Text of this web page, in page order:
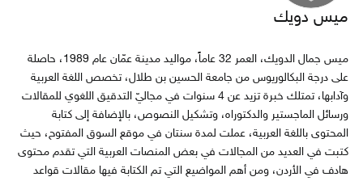
ميس دويك
ميس جمال الدويك، العمر 32 عاماً، مواليد مدينة عمّان عام 1989، حاصلة
على درجة البكالوريوس من جامعة الحسين بن طلال، تخصص اللغة العربية
وآدابها، تمتلك خبرة تزيد عن 4 سنوات في مجاليّ التدقيق اللغوي للمقالات
ورسائل الماجستير والدكتوراه، وتشكيل النصوص، بالإضافة إلى كتابة
المحتوى باللغة العربية، عملت لمدة سنتان في موقع السوق المفتوح، حيث
كتبت في العديد من المجالات في بعض المنصات العربية التي تقدم محتوى
هادف في الأردن، ومن أهم المواضيع التي تم الكتابة فيها مقالات قواعد